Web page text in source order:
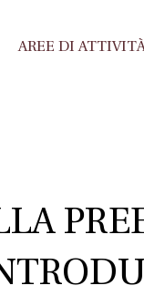
AREE DI